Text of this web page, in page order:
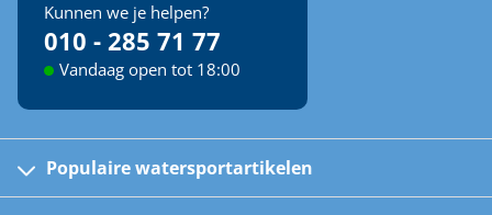
Kunnen we je helpen?
010 - 285 71 77
Vandaag open tot 18:00
Populaire watersportartikelen